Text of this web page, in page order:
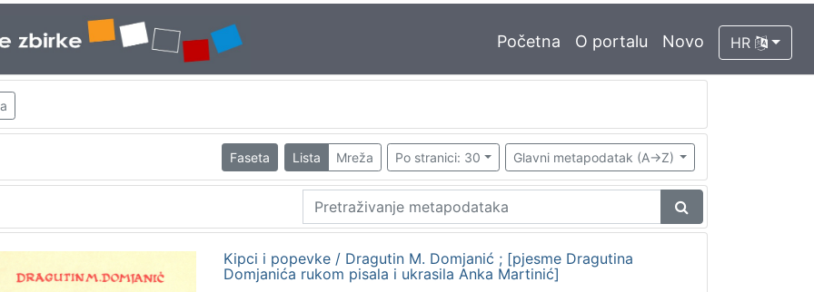
Početna O portalu Novo HR
Faseta Lista Mreža Po stranici: 30 Glavni metapodatak (A->Z)
Kipci i popevke / Dragutin M. Domjanić ; [pjesme Dragutina
Domjanića rukom pisala i ukrasila Anka Martinić]